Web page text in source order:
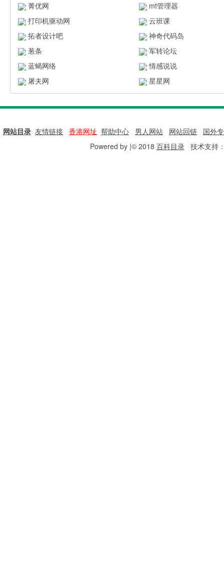
菁优网
mt管理器
打印机驱动网
云班课
拓者设计吧
神奇代码岛
葱条
军转论坛
蓝蝎网络
情感说说
屠夫网
星星网
网站目录 友情链接 香港网址 帮助中心 男人网站 网站回链
国外
Powered by |© 2018 百科目录技术支持